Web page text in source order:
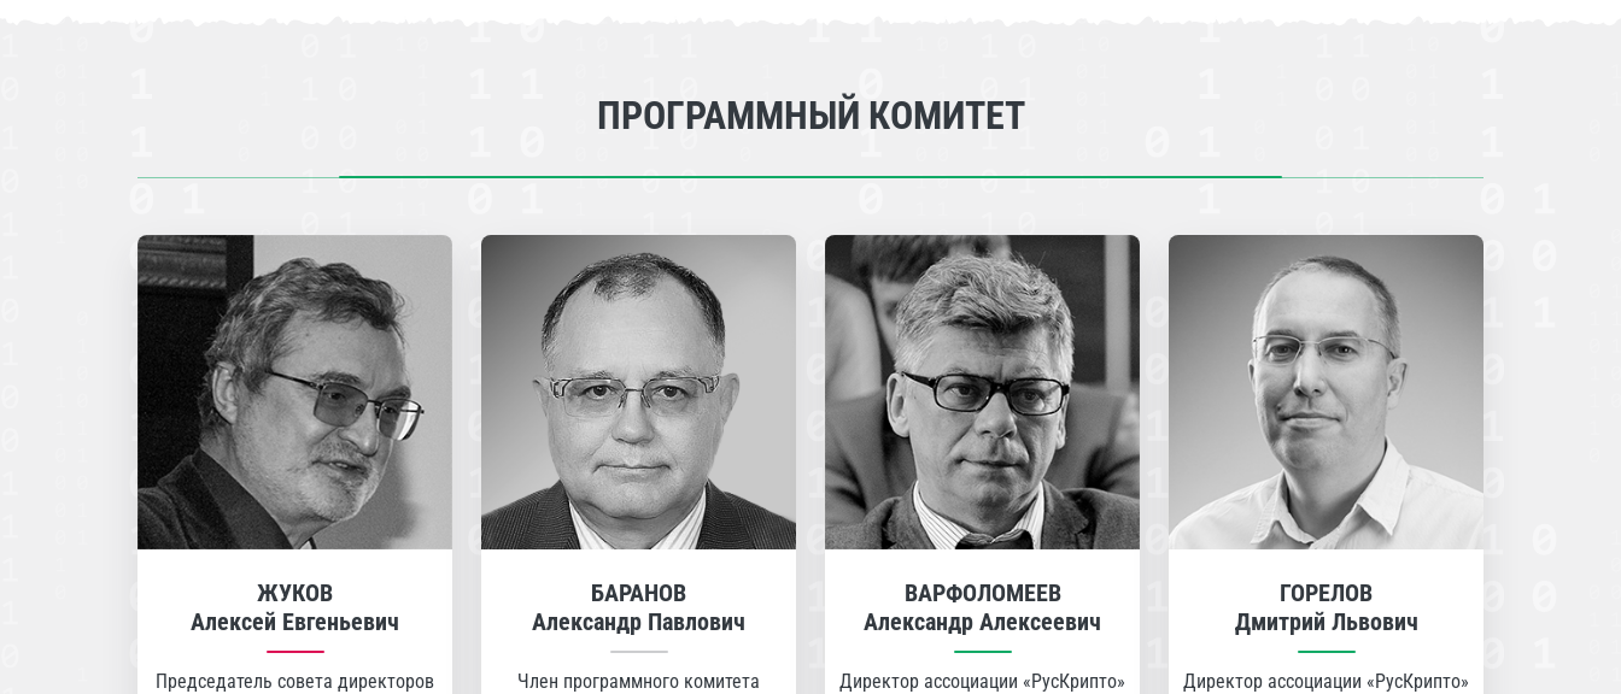
ПРОГРАММНЫЙ КОМИТЕТ
ЖУКОВ
Алексей Евгеньевич
Председатель совета директоров
БАРАНОВ
Александр Павлович
Член программного комитета
ВАРФОЛОМЕЕВ
Александр Алексеевич
Директор ассоциации «РусКрипто»
ГОРЕЛОВ
Дмитрий Львович
Директор ассоциации «РусКрипто»